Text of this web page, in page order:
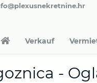
Verkauf
-